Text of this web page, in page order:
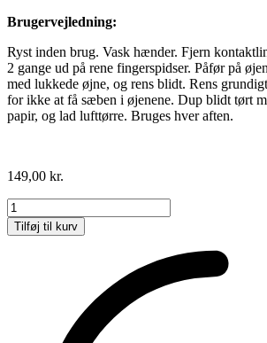
Brugervejledning:
Ryst inden brug. Vask hænder. Fjern
2 gange ud på rene fingerspidser. Påfør på
med lukkede øjne, og rens blidt. Rens
for ikke at få sæben i øjenene. Dup blidt tørt
papir, og lad lufttørre. Bruges hver aften.
149,00 kr.
Lash
&
Brow
Tilføj til kurv